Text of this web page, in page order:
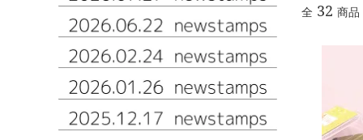
全 32 商品